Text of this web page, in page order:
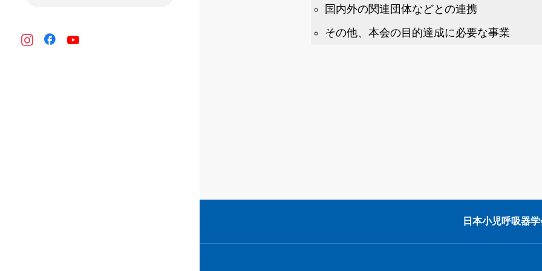
国内外の関連団体などとの連携
その他、本会の目的達成に必要な事業
日本小児呼吸器